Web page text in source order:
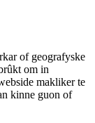
of geografyske
om in
makliker te
kinne guon of